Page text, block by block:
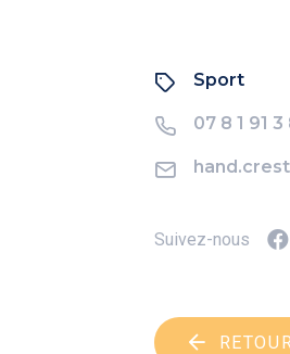
Sport
07 8 1 91 3
Suivez-nous